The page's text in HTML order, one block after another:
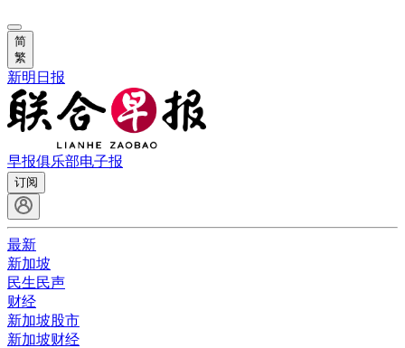
简
繁
新明日报
早报俱乐部电子报
订阅
最新
新加坡
民生民声
财经
新加坡股市
新加坡财经